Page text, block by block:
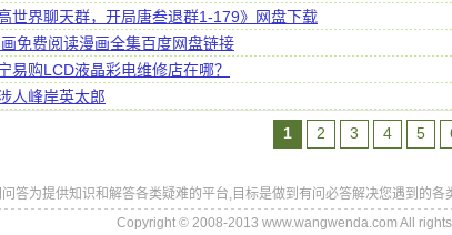
世界聊天群，开局唐叁退群1-179》网盘下载
免费阅读漫画全集百度网盘链接
易购LCD液晶彩电维修店在哪？
人峰岸英太郎
1 2 3 4 5
问答为提供知识和解答各类疑难的平台,目标是做到有问必答解决您遇到的
Copyright © 2008-2013 www.wangwenda.com All